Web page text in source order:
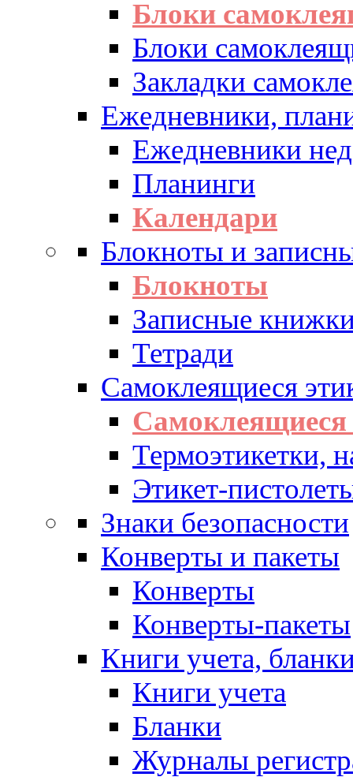
Блоки
Блоки
Закладки
Ежедневники,
Ежедневники
Планинги
Календари
Блокноты и
Блокноты
Записные
Тетради
Самоклеящиеся
Самоклеящиеся
Термоэтикетки,
Этикет-
Знаки безопасности
Конверты и пакеты
Конверты
Конверты-пакеты
Книги учета,
Книги учета
Бланки
Журналы